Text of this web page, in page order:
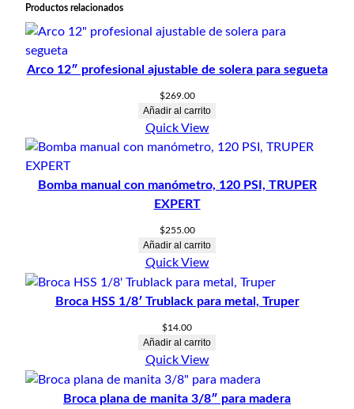
Productos relacionados
Arco 12″ profesional ajustable de solera para segueta
$269.00
Añadir al carrito
Quick View
Bomba manual con manómetro, 120 PSI, TRUPER
EXPERT
$255.00
Añadir al carrito
Quick View
Broca HSS 1/8′ Trublack para metal, Truper
$14.00
Añadir al carrito
Quick View
Broca plana de manita 3/8″ para madera